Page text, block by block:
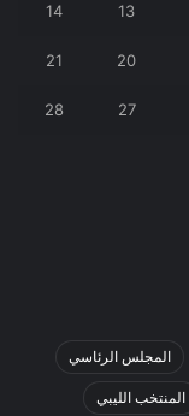
13
14
20
21
27
28
المجلس الرئاسي
المنتخب الليبي